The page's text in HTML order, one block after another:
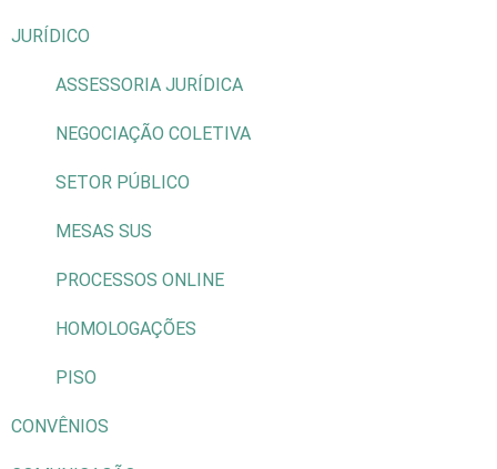
JURÍDICO
ASSESSORIA JURÍDICA
NEGOCIAÇÃO COLETIVA
SETOR PÚBLICO
MESAS SUS
PROCESSOS ONLINE
HOMOLOGAÇÕES
PISO
CONVÊNIOS